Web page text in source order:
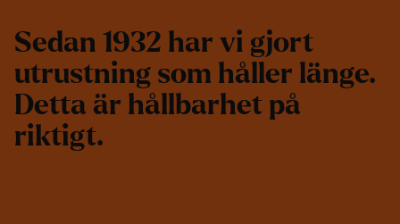
Sedan 1932 har vi gjort
utrustning som håller länge.
Detta är hållbarhet på
riktigt.